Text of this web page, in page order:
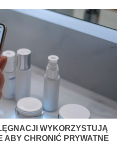
WYKORZYSTUJĄ
ABY CHRONIĆ PRYWATNE